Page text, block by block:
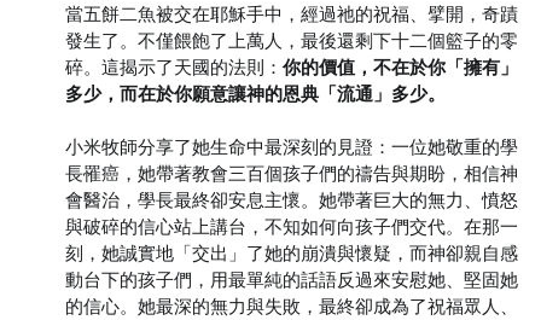
當五餅二魚被交在耶穌手中，經過祂的祝福、擘開，奇蹟
發生了。不僅餵飽了上萬人，最後還剩下十二個籃子的零
碎。這揭示了天國的法則： 你的價值，不在於你「擁有」
多少，而在於你願意讓神的恩典「流通」多少。
小米牧師分享了她生命中最深刻的見證：一位她敬重的學
長罹癌，她帶著教會三百個孩子們的禱告與期盼，相信神
會醫治，學長最終卻安息主懷。她帶著巨大的無力、憤怒
與破碎的信心站上講台，不知如何向孩子們交代。在那一
刻，她誠實地「交出」了她的崩潰與懷疑，而神卻親自感
動台下的孩子們，用最單純的話語反過來安慰她、堅固她
的信心。她最深的無力與失敗，最終卻成為了祝福眾人、